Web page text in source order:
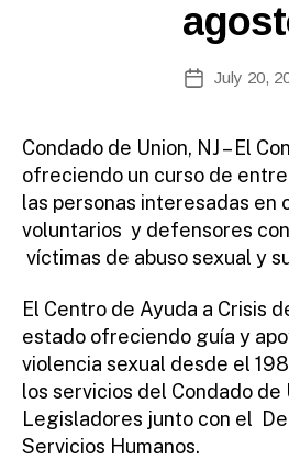
PostJuly 20,
Condado de Union, NJ – El
ofreciendo un curso de
las personas interesadas en
voluntarios y defensores
víctimas de abuso sexual y
El Centro de Ayuda a Crisis
estado ofreciendo guía y
violencia sexual desde el
los servicios del Condado de
Legisladores junto con el
Servicios Humanos.